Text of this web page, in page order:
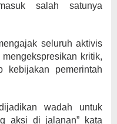
salah satunya
seluruh aktivis
kritik,
kebijakan pemerintah
wadah untuk
aksi di jalanan” kata